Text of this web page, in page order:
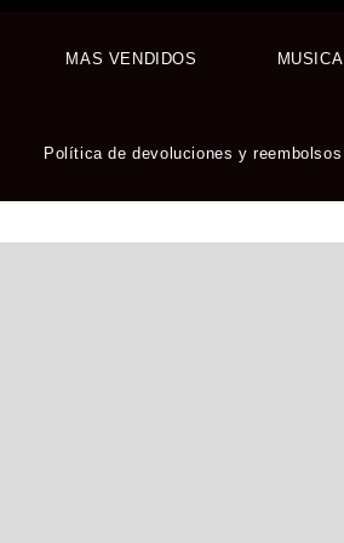
MAS VENDIDOS MUSICA
Política de devoluciones y reembolsos